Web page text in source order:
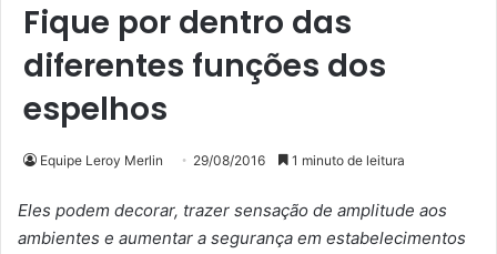
Fique por dentro das
diferentes funções dos
espelhos
Equipe Leroy Merlin 29/08/2016 1 minuto de leitura
Eles podem decorar, trazer sensação de amplitude aos
ambientes e aumentar a segurança em estabelecimentos